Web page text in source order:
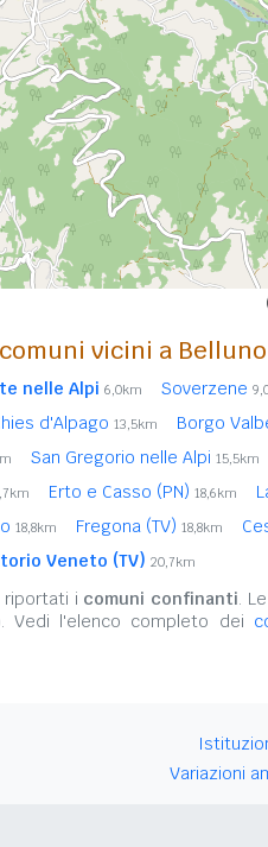
vicini a Belluno
nelle Alpi 6,0km Soverzene
d'Alpago 13,5km Borgo
San Gregorio nelle Alpi 15,5km
Erto e Casso (PN) 18,6km
18,8km Fregona (TV) 18,8km
Veneto (TV) 20,7km
riportati i comuni confinanti.
Vedi l'elenco completo dei
Variazioni